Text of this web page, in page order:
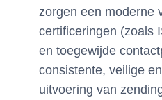
zorgen een moderne
certificeringen (zoals
en toegewijde
consistente, veilige
uitvoering van